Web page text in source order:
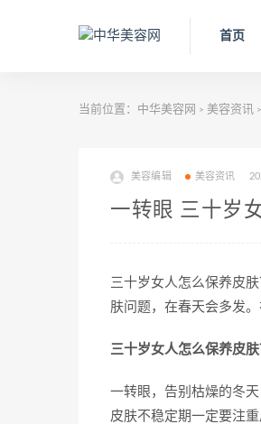
首页
当前位置： 中华美容网 > 美容资讯 >
美容编辑 美容资讯
一转眼 三十岁
三十岁女人怎么保养皮
肤问题，在春天会多发
三十岁女人怎么保养皮肤
一转眼，告别枯燥的冬
皮肤不稳定期一定要注